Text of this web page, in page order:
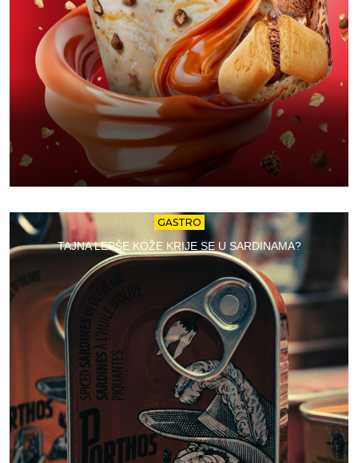
GASTRO
TAJNA LEPŠE KOŽE KRIJE SE U SARDINAMA?